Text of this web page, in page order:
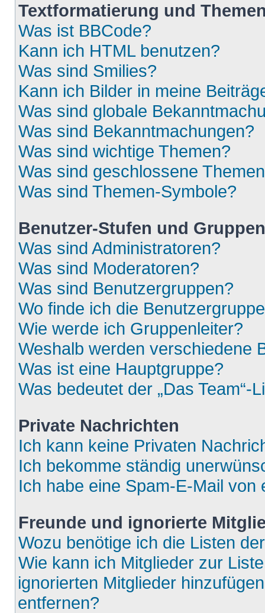
Textformatierung und
Was ist BBCode?
Kann ich HTML benutzen?
Was sind Smilies?
Kann ich Bilder in meine
Was sind globale
Was sind Bekanntmachungen?
Was sind wichtige Themen?
Was sind geschlossene
Was sind Themen-Symbole?
Benutzer-Stufen und Gruppen
Was sind Administratoren?
Was sind Moderatoren?
Was sind Benutzergruppen?
Wo finde ich die
Wie werde ich Gruppenleiter?
Weshalb werden verschiedene
Was ist eine Hauptgruppe?
Was bedeutet der „Das Team“-
Private Nachrichten
Ich kann keine Privaten
Ich bekomme ständig
Ich habe eine Spam-E-Mail
Freunde und ignorierte
Wozu benötige ich die Listen
Wie kann ich Mitglieder zur
ignorierten Mitglieder
entfernen?